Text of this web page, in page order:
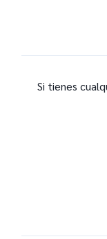
Si tienes